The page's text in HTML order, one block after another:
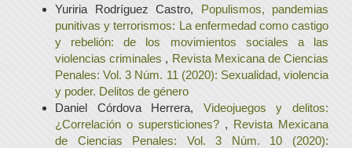
Yuriria Rodríguez Castro, Populismos, pandemias
punitivas y terrorismos: La enfermedad como castigo
y rebelión: de los movimientos sociales a las
violencias criminales , Revista Mexicana de Ciencias
Penales: Vol. 3 Núm. 11 (2020): Sexualidad, violencia
y poder. Delitos de género
Daniel Córdova Herrera, Videojuegos y delitos:
¿Correlación o supersticiones? , Revista Mexicana
de Ciencias Penales: Vol. 3 Núm. 10 (2020):